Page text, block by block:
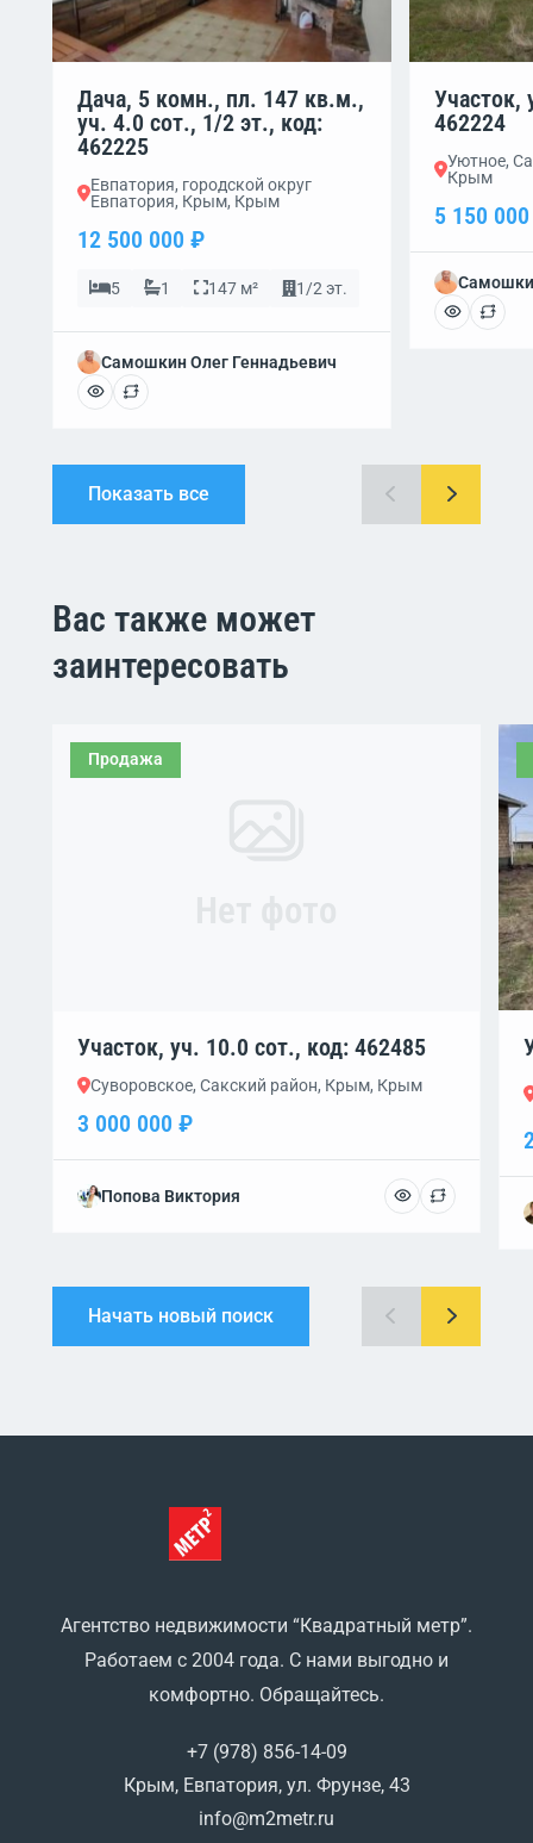
Дача, 5 комн., пл. 147 кв.м.,
уч. 4.0 сот., 1/2 эт., код:
462225
Евпатория, городской округ
Евпатория, Крым, Крым
12 500 000 ₽
5 1 147 м² 1/2 эт.
Самошкин Олег Геннадьевич
Участок,
462224
Уютное,
Крым
5 150
Показать все
Вас также может
заинтересовать
Продажа
Участок, уч. 10.0 сот., код: 462485
Суворовское, Сакский район, Крым, Крым
3 000 000 ₽
Попова Виктория
Начать новый поиск
Агентство недвижимости “Квадратный метр”.
Работаем с 2004 года. С нами выгодно и
комфортно. Обращайтесь.
+7 (978) 856-14-09
Крым, Евпатория, ул. Фрунзе, 43
info@m2metr.ru